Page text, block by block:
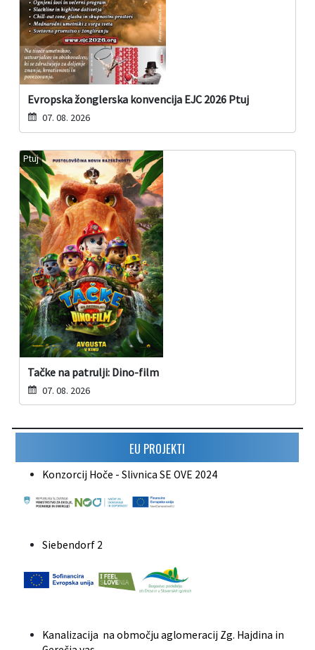
Evropska žonglerska konvencija EJC 2026 Ptuj
07. 08. 2026
Ptuj
Tačke na patrulji: Dino-film
07. 08. 2026
EU PROJEKTI
Konzorcij Hoče - Slivnica SE OVE 2024
Siebendorf 2
Kanalizacija na območju aglomeracij Zg. Hajdina in